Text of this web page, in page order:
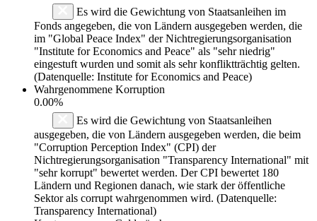
Es wird die Gewichtung von Staatsanleihen im
Fonds angegeben, die von Ländern ausgegeben werden, die
im "Global Peace Index" der Nichtregierungsorganisation
"Institute for Economics and Peace" als "sehr niedrig"
eingestuft wurden und somit als sehr konfliktträchtig gelten.
(Datenquelle: Institute for Economics and Peace)
Wahrgenommene Korruption
0.00%
Es wird die Gewichtung von Staatsanleihen
ausgegeben, die von Ländern ausgegeben werden, die beim
"Corruption Perception Index" (CPI) der
Nichtregierungsorganisation "Transparency International" mit
"sehr korrupt" bewertet werden. Der CPI bewertet 180
Ländern und Regionen danach, wie stark der öffentliche
Sektor als corrupt wahrgenommen wird. (Datenquelle:
Transparency International)